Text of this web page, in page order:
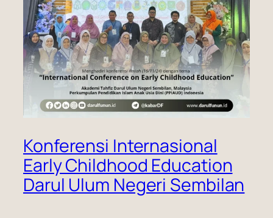
Konferensi Internasional
Early Childhood Education
Darul Ulum Negeri Sembilan